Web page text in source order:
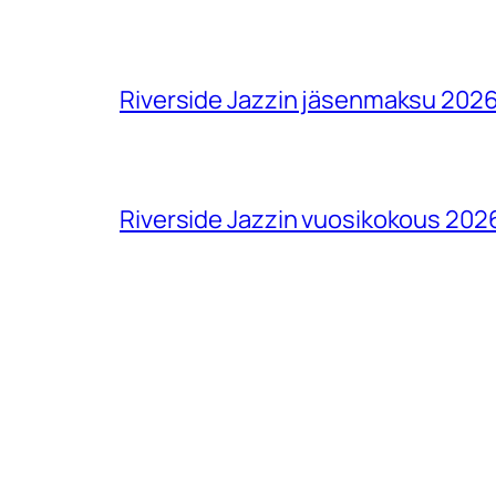
Riverside Jazzin jäsenmaksu
Riverside Jazzin vuosikokous